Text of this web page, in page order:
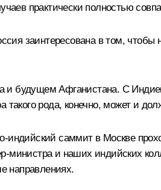
практически полностью
заинтересована в том,
и будущем Афганистана. С
такого рода, конечно, может и
саммит в Москве
и наших индийских
направлениях.